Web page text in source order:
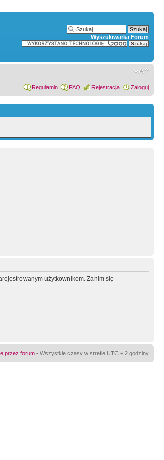
Wyszukiwarka Forum
Regulamin FAQ Rejestracja Zaloguj
użytkownikom. Zanim się
przez forum • Wszystkie czasy w strefie UTC + 2 godziny